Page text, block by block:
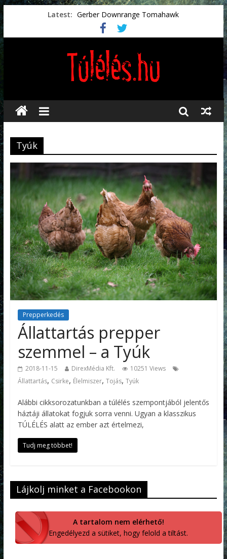
Latest: Gerber Downrange Tomahawk
Vészhelyzeti élelmiszerek
Svéd vészhelyzeti tájékoztató.
Vészhelyzetkezelés
Préselt törlőkendők
Tyúk
Prepperkedés
Állattartás prepper
szemmel – a Tyúk
2018-11-15 DirexMédia Kft.
10251 Views
Állattartás, Csirke, Élelmiszer, Tojás, Tyúk
Alábbi cikksorozatunkban a túlélés szempontjából jelentős
háztáji állatokat fogjuk sorra venni. Ugyan a klasszikus
TÚLÉLÉS alatt az ember azt értelmezi,
Tudj meg többet!
Lájkolj minket a Facebookon
A tartalom nem elérhető!
Engedélyezd a sütiket, hogy felold a tiltást.